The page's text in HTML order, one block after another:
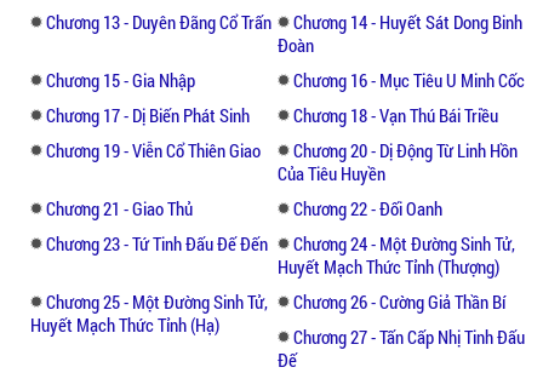
Chương 13 - Duyên Đãng Cổ Trấn
Chương 14 - Huyết Sát Dong Binh
Đoàn
Chương 15 - Gia Nhập
Chương 16 - Mục Tiêu U Minh Cốc
Chương 17 - Dị Biến Phát Sinh
Chương 18 - Vạn Thú Bái Triều
Chương 19 - Viễn Cổ Thiên Giao
Chương 20 - Dị Động Từ Linh Hồn
Của Tiêu Huyền
Chương 21 - Giao Thủ
Chương 22 - Đối Oanh
Chương 23 - Tứ Tinh Đấu Đế Đến
Chương 24 - Một Đường Sinh Tử,
Huyết Mạch Thức Tỉnh (Thượng)
Chương 25 - Một Đường Sinh Tử,
Huyết Mạch Thức Tỉnh (Hạ)
Chương 26 - Cường Giả Thần Bí
Chương 27 - Tấn Cấp Nhị Tinh Đấu
Đế